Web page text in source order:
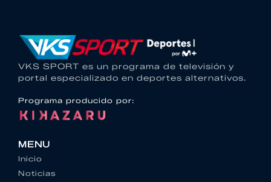
VKS SPORT es un programa de televisión y
portal especializado en deportes alternativos.
Programa producido por:
MENU
Inicio
Noticias